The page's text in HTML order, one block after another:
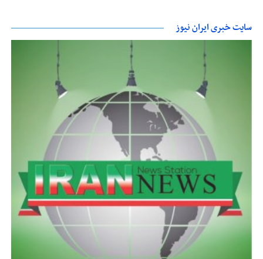
سایت خبری ایران نیوز